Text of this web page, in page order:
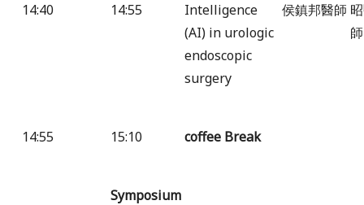
14:40 14:55
Intelligence
(AI) in urologic
endoscopic
surgery
侯鎮邦醫師
師
14:55 15:10 coffee Break
Symposium